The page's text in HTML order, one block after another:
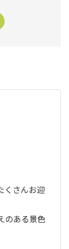
くさんお迎
のある景色